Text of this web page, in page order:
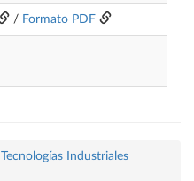
/ Formato PDF
Industriales